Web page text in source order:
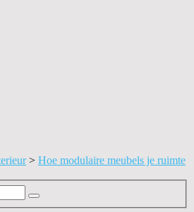
> Hoe modulaire meubels je ruimte